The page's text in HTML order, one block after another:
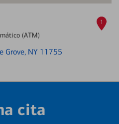
(ATM)
Grove, NY 11755
1
cita